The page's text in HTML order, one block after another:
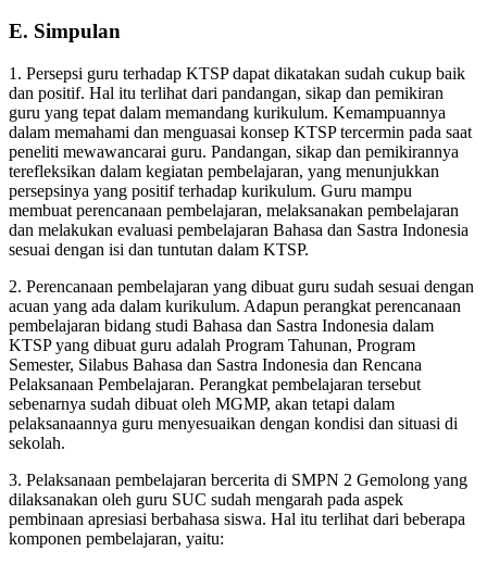
E. Simpulan
1. Persepsi guru terhadap KTSP dapat dikatakan sudah cukup baik
dan positif. Hal itu terlihat dari pandangan, sikap dan pemikiran
guru yang tepat dalam memandang kurikulum. Kemampuannya
dalam memahami dan menguasai konsep KTSP tercermin pada saat
peneliti mewawancarai guru. Pandangan, sikap dan pemikirannya
terefleksikan dalam kegiatan pembelajaran, yang menunjukkan
persepsinya yang positif terhadap kurikulum. Guru mampu
membuat perencanaan pembelajaran, melaksanakan pembelajaran
dan melakukan evaluasi pembelajaran Bahasa dan Sastra Indonesia
sesuai dengan isi dan tuntutan dalam KTSP.
2. Perencanaan pembelajaran yang dibuat guru sudah sesuai dengan
acuan yang ada dalam kurikulum. Adapun perangkat perencanaan
pembelajaran bidang studi Bahasa dan Sastra Indonesia dalam
KTSP yang dibuat guru adalah Program Tahunan, Program
Semester, Silabus Bahasa dan Sastra Indonesia dan Rencana
Pelaksanaan Pembelajaran. Perangkat pembelajaran tersebut
sebenarnya sudah dibuat oleh MGMP, akan tetapi dalam
pelaksanaannya guru menyesuaikan dengan kondisi dan situasi di
sekolah.
3. Pelaksanaan pembelajaran bercerita di SMPN 2 Gemolong yang
dilaksanakan oleh guru SUC sudah mengarah pada aspek
pembinaan apresiasi berbahasa siswa. Hal itu terlihat dari beberapa
komponen pembelajaran, yaitu: